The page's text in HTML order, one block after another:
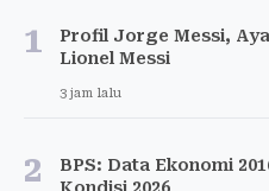
1
Profil Jorge Messi,
Lionel Messi
3 jam lalu
2
BPS: Data Ekonomi
Kondisi 2026